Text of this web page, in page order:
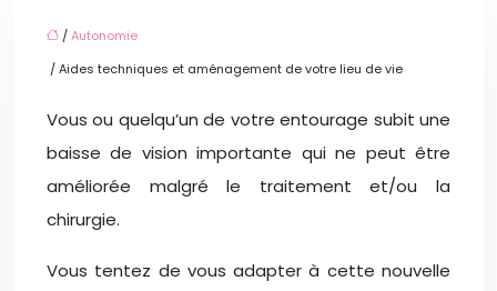
/Autonomie
/ Aides techniques et aménagement de votre lieu de vie
Vous ou quelqu’un de votre entourage subit une
baisse de vision importante qui ne peut être
améliorée malgré le traitement et/ou la
chirurgie.
Vous tentez de vous adapter à cette nouvelle